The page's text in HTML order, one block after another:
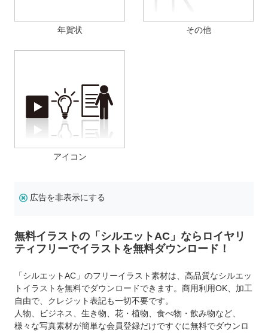
年賀状 その他
アイコン
広告を非表示にする
無料イラストの「シルエットAC」ならロイヤリ
ティフリーでイラストを無料ダウンロード！
「シルエットAC」のフリーイラスト素材は、高品質なシルエッ
トイラストを無料でダウンロードできます。商用利用OK、加工
自由で、クレジット表記も一切不要です。
人物、ビジネス、生き物、花・植物、食べ物・飲み物など、
様々な写真素材が簡単な会員登録だけですぐに無料でダウンロ